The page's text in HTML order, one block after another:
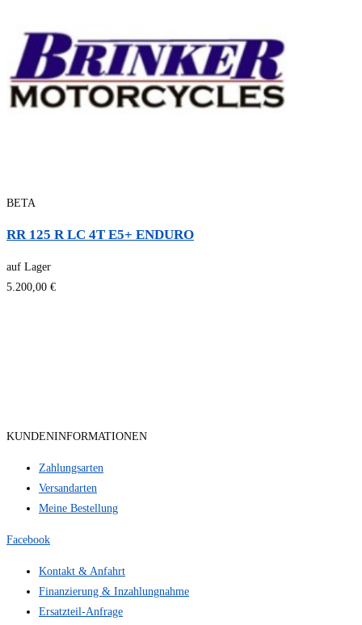
BETA
RR 125 R LC 4T E5+ ENDURO
auf Lager
5.200,00 €
KUNDENINFORMATIONEN
Zahlungsarten
Versandarten
Meine Bestellung
Facebook
Kontakt & Anfahrt
Finanzierung & Inzahlungnahme
Ersatzteil-Anfrage